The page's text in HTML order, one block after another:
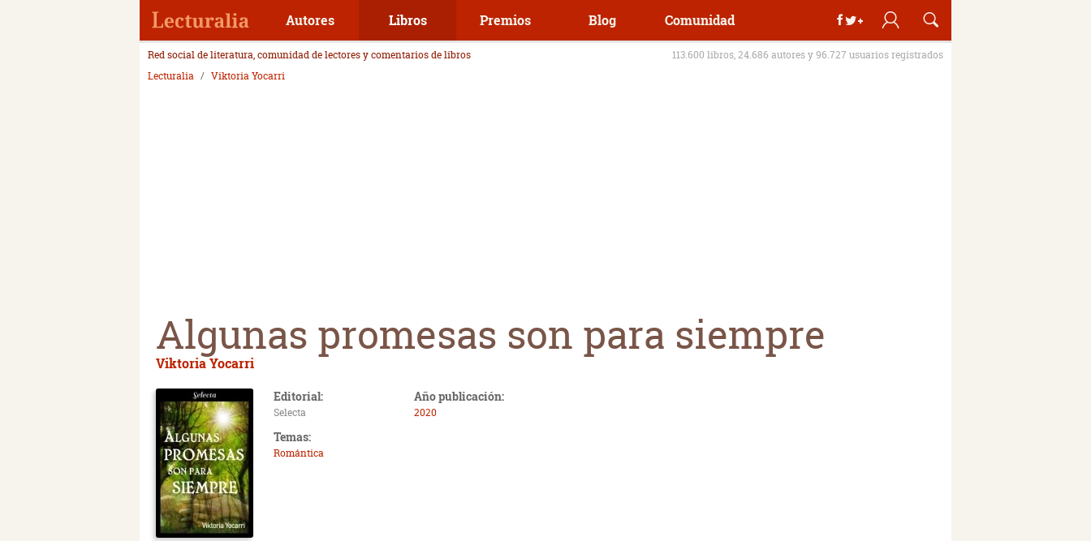
Autores Libros Premios Blog Comunidad
Red social de literatura, comunidad de lectores y comentarios de libros
113.600 libros, 24.686 autores y 96.727 usuarios registrados
Lecturalia
Viktoria Yocarri
Algunas promesas son para siempre
Viktoria Yocarri
Editorial:
Selecta
Año publicación:
2020
Temas:
Romántica